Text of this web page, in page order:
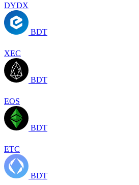
DYDX
BDT
XEC
BDT
EOS
BDT
ETC
BDT